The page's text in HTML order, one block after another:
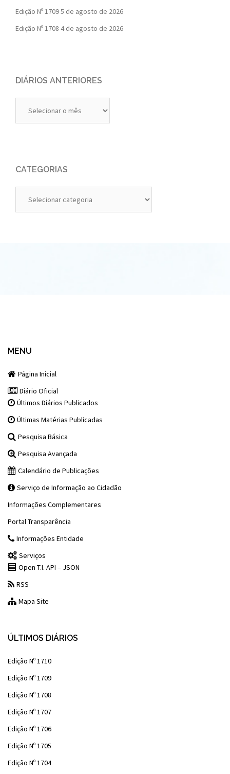
Edição Nº 17095 de agosto de 2026
Edição Nº 1708 4 de agosto de 2026
DIÁRIOS ANTERIORES
Anteriores
CATEGORIAS
MENU
Página Inicial
Diário Oficial
Últimos Diários Publicados
Últimas Matérias Publicadas
Pesquisa Básica
Pesquisa Avançada
Calendário de Publicações
Serviço de Informação ao Cidadão
Informações Complementares
Portal Transparência
Informações Entidade
Serviços
Open T.I. API – JSON
RSS
Mapa Site
ÚLTIMOS DIÁRIOS
Edição Nº 1710
Edição Nº 1709
Edição Nº 1708
Edição Nº 1707
Edição Nº 1706
Edição Nº 1705
Edição Nº 1704